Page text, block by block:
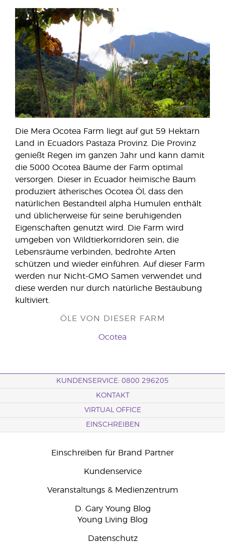
Die Mera Ocotea Farm liegt auf gut 59 Hektarn
Land in Ecuadors Pastaza Provinz. Die Provinz
genießt Regen im ganzen Jahr und kann damit
die 5000 Ocotea Bäume der Farm optimal
versorgen. Dieser in Ecuador heimische Baum
produziert ätherisches Ocotea Öl, dass den
natürlichen Bestandteil alpha Humulen enthält
und üblicherweise für seine beruhigenden
Eigenschaften genutzt wird. Die Farm wird
umgeben von Wildtierkorridoren sein, die
Lebensräume verbinden, bedrohte Arten
schützen und wieder einführen. Auf dieser Farm
werden nur Nicht-GMO Samen verwendet und
diese werden nur durch natürliche Bestäubung
kultiviert.
ÖLE VON DIESER FARM
Ocotea
KUNDENSERVICE: 0800 296205
KONTAKT
VIRTUAL OFFICE
EINSCHREIBEN
Einschreiben für Brand Partner
Kundenservice
Veranstaltungs & Medienzentrum
D. Gary Young Blog
Young Living Blog
Datenschutz